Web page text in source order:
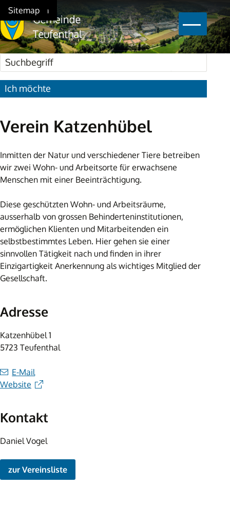
Navigieren in Teufenthal
Schnellnavigation
Home
Navigation
Inhalt
Suche
Sitemap
Suchbegriff
Ich möchte
Verein Katzenhübel
Inmitten der Natur und verschiedener Tiere betreiben
wir zwei Wohn- und Arbeitsorte für erwachsene
Menschen mit einer Beeinträchtigung.
Diese geschützten Wohn- und Arbeitsräume,
ausserhalb von grossen Behinderteninstitutionen,
ermöglichen Klienten und Mitarbeitenden ein
selbstbestimmtes Leben. Hier gehen sie einer
sinnvollen Tätigkeit nach und finden in ihrer
Einzigartigkeit Anerkennung als wichtiges Mitglied der
Gesellschaft.
Adresse
Katzenhübel 1
5723 Teufenthal
E-Mail
Website
Kontakt
Daniel Vogel
zur Vereinsliste